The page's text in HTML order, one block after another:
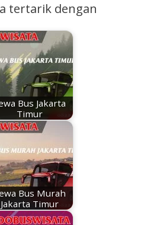
p
y
Li
n
k
ar
e
tertarik dengan
Bus Jakarta
Timur
Bus Murah
Jakarta Timur